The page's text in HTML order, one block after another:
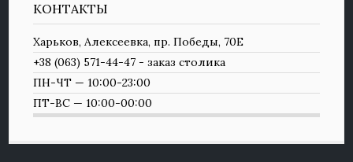
КОНТАКТЫ
Харьков, Алексеевка, пр. Победы, 70Е
+38 (063) 571-44-47 - заказ столика
ПН-ЧТ — 10:00-23:00
ПТ-ВС — 10:00-00:00